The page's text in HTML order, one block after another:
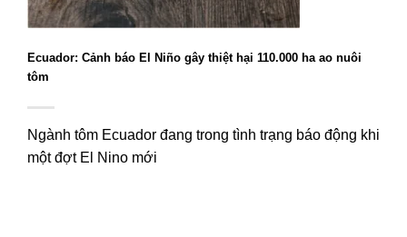
Ecuador: Cảnh báo El Niño gây thiệt hại 110.000 ha ao nuôi
tôm
Ngành tôm Ecuador đang trong tình trạng báo động khi
một đợt El Nino mới